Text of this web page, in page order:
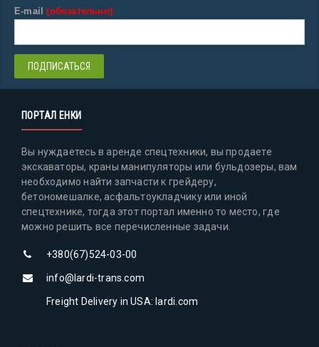
E-mail(обязательно)
ПОРТАЛ ЕНКИ
Вы нуждаетесь в аренде спецтехники, вы продаете
экскаваторы, краны манипуляторы или бульдозеры, вам
необходимо найти запчасти к грейдеру,
бетономешалке, асфальтоукладчику или иной
спецтехнике, тогда этот портал именно то место, где
можно решить все перечисленные задачи.
+380(67)524-03-00
info@lardi-trans.com
Freight Delivery in USA: lardi.com